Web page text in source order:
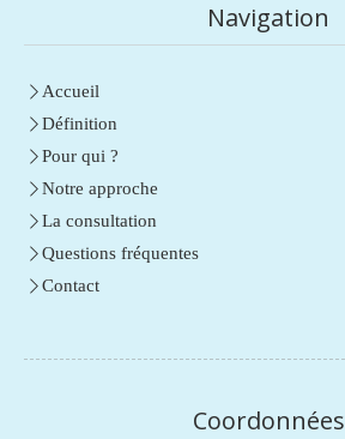
Navigation
Accueil
Définition
Pour qui ?
Notre approche
La consultation
Questions fréquentes
Contact
Coordonnées